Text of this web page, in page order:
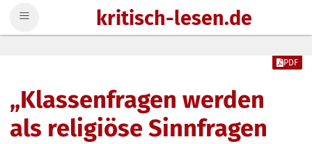
kritisch-lesen.de
„Klassenfragen werden
als religiöse Sinnfragen
PDF